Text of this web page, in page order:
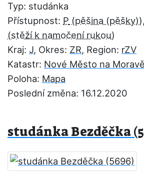
Typ: studánka
Přístupnost: P
Kraj: J, Okres: ZR, Region: rZV
Katastr: Nové Město na Moravě
Poloha: Mapa
Poslední změna: 16.12.2020
studánka Bezděčka